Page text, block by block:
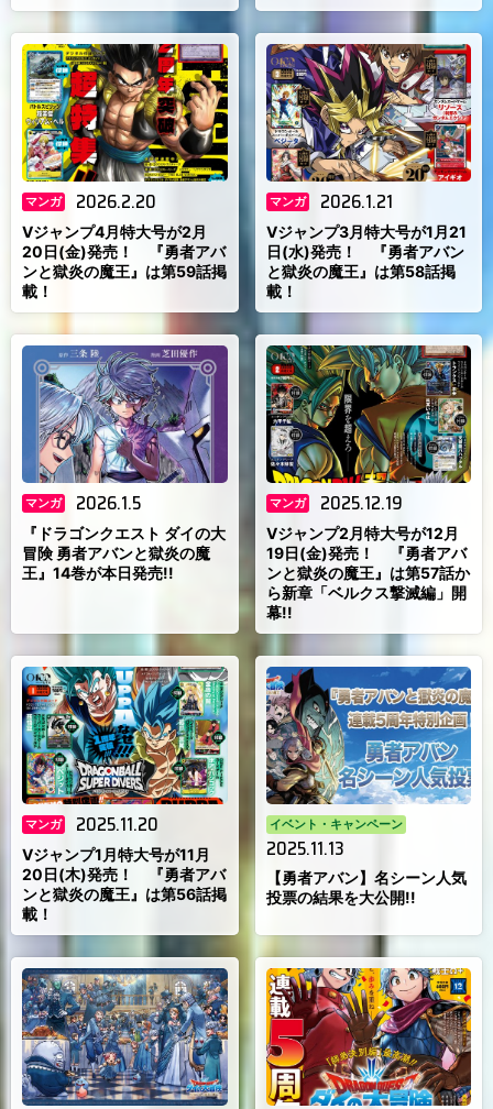
マンガ 2026.2.20
Vジャンプ4月特大号が2月
20日(金)発売！ 『勇者アバ
ンと獄炎の魔王』は第59話掲
載！
マンガ 2026.1.21
Vジャンプ3月特大号が1月21
日(水)発売！ 『勇者アバン
と獄炎の魔王』は第58話掲
載！
マンガ 2026.1.5
『ドラゴンクエスト ダイの大
冒険 勇者アバンと獄炎の魔
王』14巻が本日発売!!
マンガ 2025.12.19
Vジャンプ2月特大号が12月
19日(金)発売！ 『勇者アバ
ンと獄炎の魔王』は第57話か
ら新章「ベルクス撃滅編」開
幕!!
マンガ 2025.11.20
Vジャンプ1月特大号が11月
20日(木)発売！ 『勇者アバ
ンと獄炎の魔王』は第56話掲
載！
イベント・キャンペーン
2025.11.13
【勇者アバン】名シーン人気
投票の結果を大公開!!